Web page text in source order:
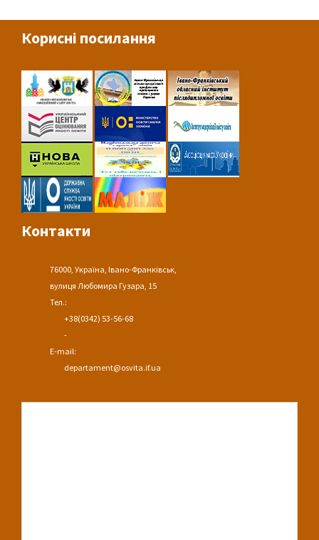
Корисні посилання
Контакти
76000, Україна, Івано-Франківськ,
вулиця Любомира Гузара, 15
Тел.:
+38(0342) 53-56-68
-
E-mail:
departament@osvita.if.ua